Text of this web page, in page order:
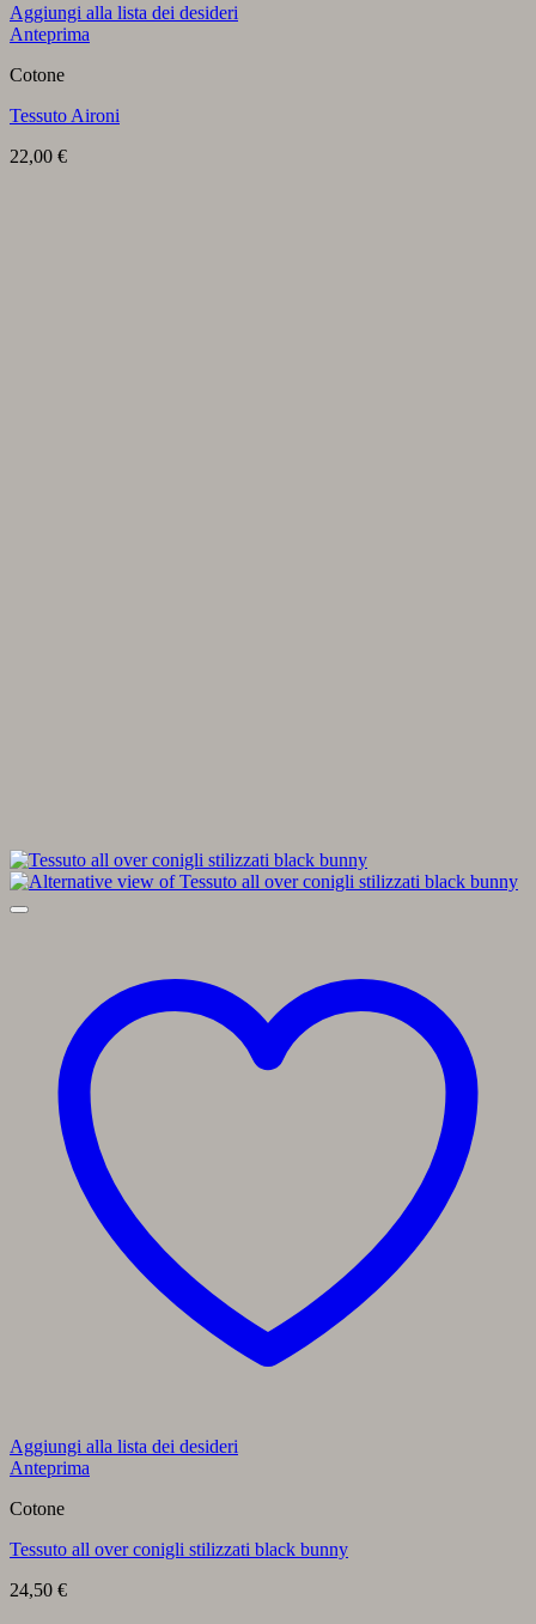
Aggiungi alla lista dei desideri
Anteprima
Cotone
Tessuto Aironi
22,00 €
Aggiungi alla lista dei desideri
Anteprima
Cotone
Tessuto all over conigli stilizzati black bunny
24,50 €